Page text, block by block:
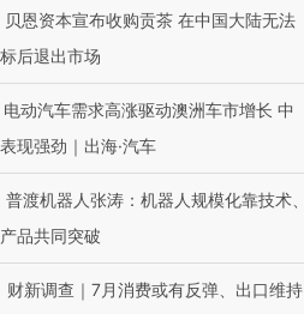
贝恩资本宣布收购贡茶 在中国大陆无法
后退出市场
电动汽车需求高涨驱动澳洲车市增长 中
现强劲｜出海·汽车
普渡机器人张涛：机器人规模化靠技术、
品共同突破
财新调查｜7月消费或有反弹、出口维持